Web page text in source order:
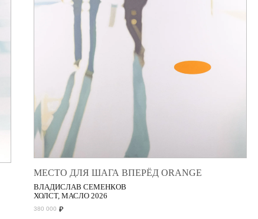
МЕСТО ДЛЯ ШАГА ВПЕРЁД ORANGE
ВЛАДИСЛАВ СЕМЕНКОВ
ХОЛСТ, МАСЛО 2026
380 000 ₽